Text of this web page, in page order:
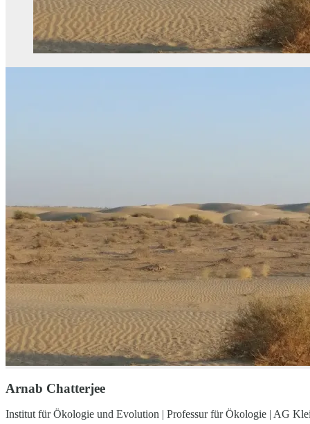
Arnab Chatterjee
Institut für Ökologie und Evolution | Professur für Ökologie | AG